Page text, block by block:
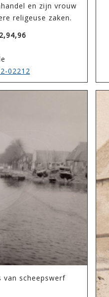
en zijn vrouw
religeuse zaken.
02212
scheepswerf